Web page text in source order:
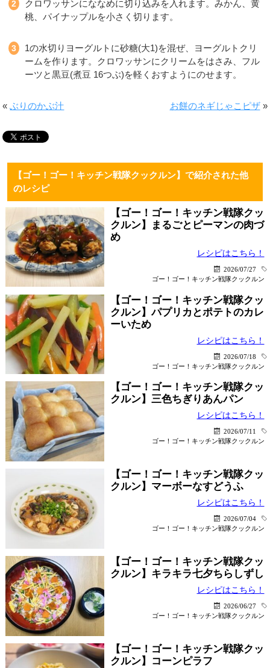
クロワッサンにななめに切り込みを入れます。みかん、黄
桃、パイナップルを小さく切ります。
1の水切りヨーグルトに砂糖(大1)を混ぜ、ヨーグルトクリ
ームを作ります。クロワッサンにクリームをはさみ、フル
ーツと黒豆(煮豆 16つぶ)を軽くおすようにのせます。
«ぶりのかぶ汁 お餅のネギじゃこピザ»
【ゴー！ゴー！キッチン戦隊クックルン】で紹介された他
のレシピ
【ゴー！ゴー！キッチン戦隊クッ
クルン】まるごとピーマンの肉づ
め
レシピはこちら！
2026/07/27
ゴー！ゴー！キッチン戦隊クックルン
【ゴー！ゴー！キッチン戦隊クッ
クルン】パプリカとポテトのカレ
ーいため
レシピはこちら！
2026/07/18
ゴー！ゴー！キッチン戦隊クックルン
【ゴー！ゴー！キッチン戦隊クッ
クルン】三色ちぎりあんパン
レシピはこちら！
2026/07/11
ゴー！ゴー！キッチン戦隊クックルン
【ゴー！ゴー！キッチン戦隊クッ
クルン】マーボーなすどうふ
レシピはこちら！
2026/07/04
ゴー！ゴー！キッチン戦隊クックルン
【ゴー！ゴー！キッチン戦隊クッ
クルン】キラキラ七夕ちらしずし
レシピはこちら！
2026/06/27
ゴー！ゴー！キッチン戦隊クックルン
【ゴー！ゴー！キッチン戦隊クッ
クルン】コーンピラフ